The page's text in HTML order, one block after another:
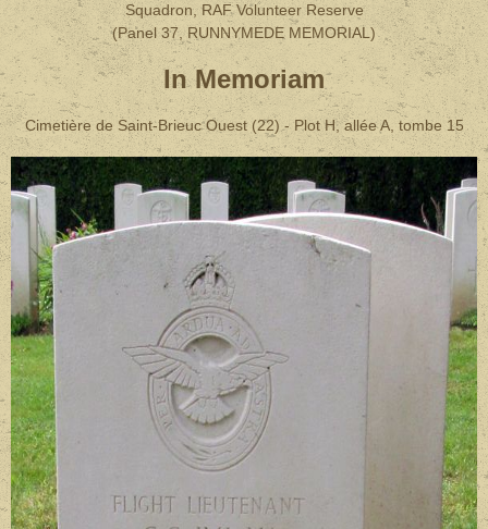
Squadron, RAF Volunteer Reserve
(Panel 37, RUNNYMEDE MEMORIAL)
In Memoriam
Cimetière de Saint-Brieuc Ouest (22) - Plot H, allée A, tombe 15